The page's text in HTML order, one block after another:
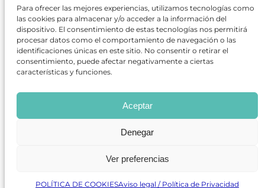
Para ofrecer las mejores experiencias, utilizamos tecnologías como
las cookies para almacenar y/o acceder a la información del
dispositivo. El consentimiento de estas tecnologías nos permitirá
procesar datos como el comportamiento de navegación o las
identificaciones únicas en este sitio. No consentir o retirar el
consentimiento, puede afectar negativamente a ciertas
características y funciones.
Aceptar
Denegar
Ver preferencias
POLÍTICA DE COOKIESAviso legal / Política de Privacidad
CONTACTO
OBRAS MÁS VOTADAS
RANKING MEJORES OBRAS
BÚSQUEDA AVANZADA DE OBRAS
Revista GODOTes una revista independiente especializada
en información sobre artes escénicas de Madrid, gratuita y
que se distribuye en espacios escénicos, además de otros
puntos de interés turístico y de ocio de la capital.
Desarrollado por Precise Future